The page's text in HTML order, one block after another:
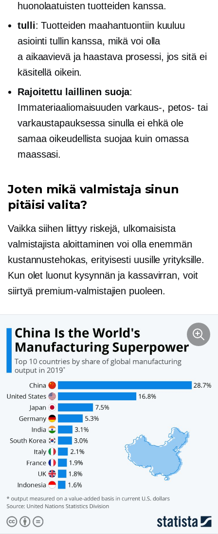
huonolaatuisten tuotteiden kanssa.
tulli: Tuotteiden maahantuontiin kuuluu
asiointi tullin kanssa, mikä voi olla
a aikaavieväja haastava prosessi, jos sitä ei
käsitellä oikein.
Rajoitettu laillinen suoja:
Immateriaaliomaisuuden varkaus-, petos- tai
varkaustapauksessa sinulla ei ehkä ole
samaa oikeudellista suojaa kuin omassa
maassasi.
Joten mikä valmistaja sinun
pitäisi valita?
Vaikka siihen liittyy riskejä, ulkomaisista
valmistajista aloittaminen voi olla enemmän
kustannustehokas, erityisesti uusille yrityksille.
Kun olet luonut kysynnän ja kassavirran, voit
siirtyä premium-valmistajien puoleen.